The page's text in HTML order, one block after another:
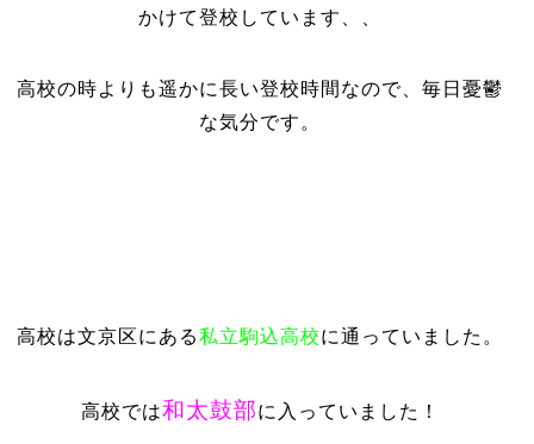
かけて登校しています、、
高校の時よりも遥かに長い登校時間なので、毎日憂鬱
な気分です。
高校は文京区にある私立駒込高校に通っていました。
高校では和太鼓部に入っていました！